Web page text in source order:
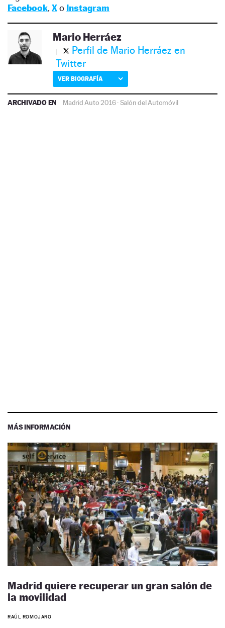
Facebook, Xo Instagram
Mario Herráez
Perfil de Mario Herráez en
Twitter
VER BIOGRAFÍA
ARCHIVADO EN Madrid Auto 2016·Salón del Automóvil
MÁS INFORMACIÓN
Madrid quiere recuperar un gran salón de
la movilidad
RAÚL ROMOJARO